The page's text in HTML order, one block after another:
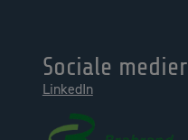
Sociale medier
LinkedIn